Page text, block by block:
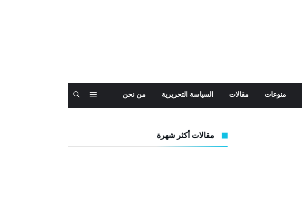
منوعات مقالات السياسة التحريرية من نحن
مقالات أكثر شهرة